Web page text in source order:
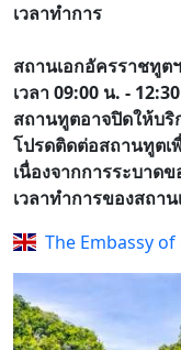
เวลาทำการ
สถานเอกอัครราชทูต
เวลา 09:00 น. -
สถานทูตอาจปิดให้บ
โปรดติดต่อสถานทูตเ
เนื่องจากการระบาด
เวลาทำการของสถา
The Embassy of